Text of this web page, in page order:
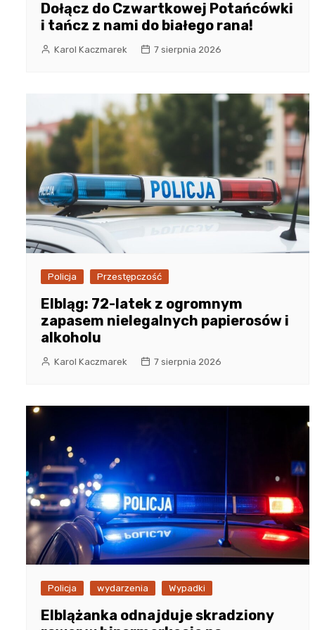
Dołącz do Czwartkowej Potańcówki
i tańcz z nami do białego rana!
Karol Kaczmarek 7 sierpnia 2026
Policja Przestępczość
Elbląg: 72-latek z ogromnym
zapasem nielegalnych papierosów i
alkoholu
Karol Kaczmarek 7 sierpnia 2026
Policja wydarzenia Wypadki
Elblążanka odnajduje skradziony